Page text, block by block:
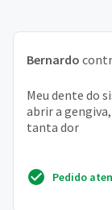
Bernardo
Meu dente do
abrir a
tanta dor
Pedido